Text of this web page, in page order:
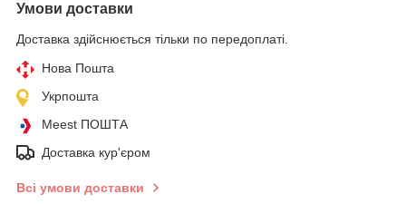
Умови доставки
Доставка здійснюється тільки по передоплаті.
Нова Пошта
Укрпошта
Meest ПОШТА
Доставка кур'єром
Всі умови доставки